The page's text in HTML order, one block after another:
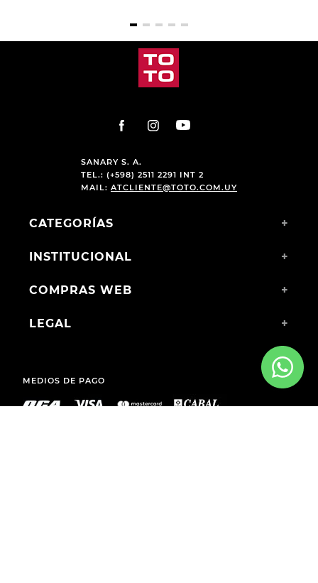
SANARY S. A.
TEL.: (+598) 2511 2291 INT 2
MAIL: ATCLIENTE@TOTO.COM.UY
CATEGORÍAS +
INSTITUCIONAL +
COMPRAS WEB +
LEGAL +
MEDIOS DE PAGO